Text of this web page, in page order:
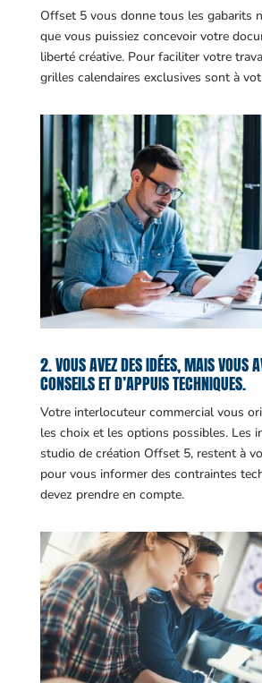
Offset 5 vous donne tous les gabarits
que vous puissiez concevoir votre
liberté créative. Pour faciliter votre
grilles calendaires exclusives sont à
2. VOUS AVEZ DES IDÉES, MAIS VOUS
CONSEILS ET D’APPUIS TECHNIQUES.
Votre interlocuteur commercial vous
les choix et les options possibles. Les
studio de création Offset 5, restent à
pour vous informer des contraintes
devez prendre en compte.